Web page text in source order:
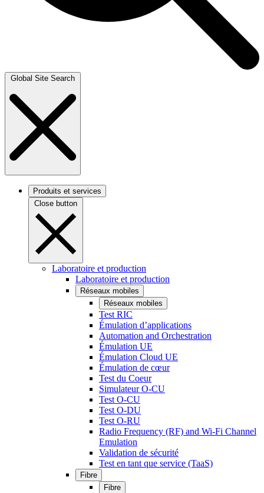
Global Site Search
Produits et services
Close button
Laboratoire et production
Laboratoire et production
Réseaux mobiles
Réseaux mobiles
Test RIC
Émulation d’applications
Automation and Orchestration
Émulation UE
Émulation Cloud UE
Émulation de cœur
Test du Coeur
Simulateur O-CU
Test O-CU
Test O-DU
Test O-RU
Radio Frequency (RF) and Wi-Fi Channel
Emulation
Validation de sécurité
Test en tant que service (TaaS)
Fibre
Fibre